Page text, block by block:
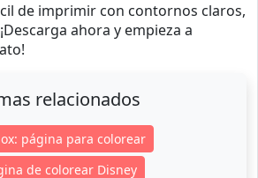
de imprimir con contornos claros,
ahora y empieza a
relacionados
página para colorear
de colorear Disney